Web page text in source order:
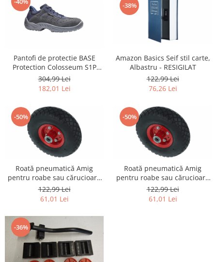
Curatenie si intretinere
Decoratiuni
Gradinarit
Iluminat & Electrice
Jaluzele
Kit-uri automatizari porti si usi
Mobila gradina & terasa
Mobila Living & Dining
Organizare si depozitare
Sanitare
Scule electrice si unelte
Silicon, spume si solutii tehnice
Sisteme Incalzire
Textile si covoare
Uscatoare rufe
Utilaje si materiale de constructii
Laptop, Tablete & Telefoane
Pantofi de protectie BASE
Protection Colosseum S1P
SRC, mărime: 49, culoare:
gri/cobalt - RESIGILAT
304,99 Lei
182,01 Lei
-38%
Amazon Basics Seif stil carte,
Albastru - RESIGILAT
122,99 Lei
76,26 Lei
-50%
Roată pneumatică Amig
pentru roabe sau cărucioare
de depozit, 260 x 85 mm -
SECOND
122,99 Lei
61,01 Lei
-50%
Roată pneumatică Amig
pentru roabe sau cărucioare
de depozit, 260 x 85 mm -
SECOND
122,99 Lei
61,01 Lei
-36%